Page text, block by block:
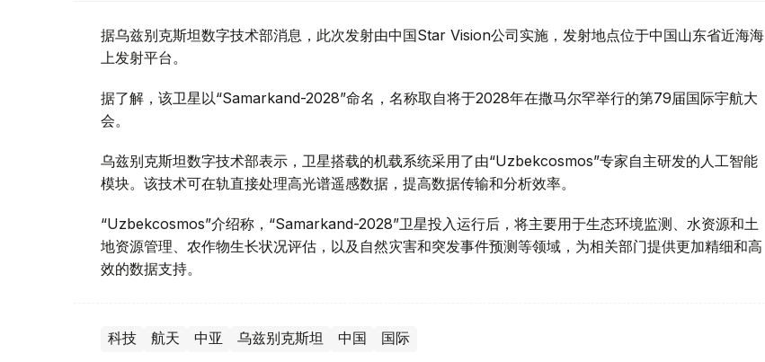
据乌兹别克斯坦数字技术部消息，此次发射由中国Star Vision公司实施，发射地点位于中国山东省近海海
上发射平台。
据了解，该卫星以“Samarkand-2028”命名，名称取自将于2028年在撒马尔罕举行的第79届国际宇航大
会。
乌兹别克斯坦数字技术部表示，卫星搭载的机载系统采用了由“Uzbekcosmos”专家自主研发的人工智能
模块。该技术可在轨直接处理高光谱遥感数据，提高数据传输和分析效率。
“Uzbekcosmos”介绍称，“Samarkand-2028”卫星投入运行后，将主要用于生态环境监测、水资源和土
地资源管理、农作物生长状况评估，以及自然灾害和突发事件预测等领域，为相关部门提供更加精细和高
效的数据支持。
科技 航天 中亚 乌兹别克斯坦 中国 国际